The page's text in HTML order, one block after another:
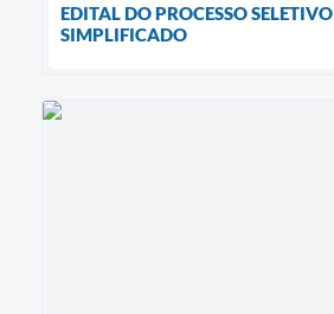
EDITAL DO PROCESSO SELETIVO
SIMPLIFICADO